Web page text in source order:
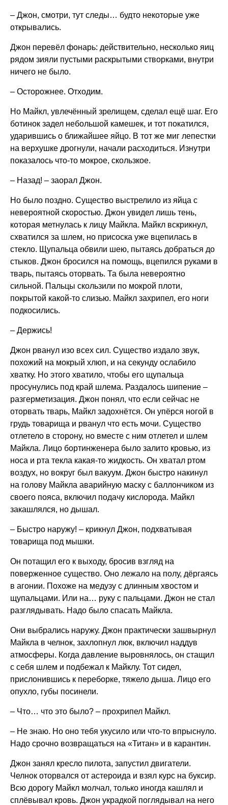
– Джон, смотри, тут следы… будто некоторые уже
открывались.
Джон перевёл фонарь: действительно, несколько яиц
рядом зияли пустыми раскрытыми створками, внутри
ничего не было.
– Осторожнее. Отходим.
Но Майкл, увлечённый зрелищем, сделал ещё шаг. Его
ботинок задел небольшой камешек, и тот покатился,
ударившись о ближайшее яйцо. В тот же миг лепестки
на верхушке дрогнули, начали расходиться. Изнутри
показалось что-то мокрое, скользкое.
– Назад! – заорал Джон.
Но было поздно. Существо выстрелило из яйца с
невероятной скоростью. Джон увидел лишь тень,
которая метнулась к лицу Майкла. Майкл вскрикнул,
схватился за шлем, но присоска уже вцепилась в
стекло. Щупальца обвили шею, пытаясь добраться до
стыков. Джон бросился на помощь, вцепился руками в
тварь, пытаясь оторвать. Та была невероятно
сильной. Пальцы скользили по мокрой плоти,
покрытой какой-то слизью. Майкл захрипел, его ноги
подкосились.
– Держись!
Джон рванул изо всех сил. Существо издало звук,
похожий на мокрый хлюп, и на секунду ослабило
хватку. Но этого хватило, чтобы его щупальца
просунулись под край шлема. Раздалось шипение –
разгерметизация. Джон понял, что если сейчас не
оторвать тварь, Майкл задохнётся. Он упёрся ногой в
грудь товарища и рванул что есть мочи. Существо
отлетело в сторону, но вместе с ним отлетел и шлем
Майкла. Лицо бортинженера было залито кровью, из
носа и рта текла какая-то жидкость. Он хватал ртом
воздух, но вокруг был вакуум. Джон быстро накинул
на голову Майкла аварийную маску с баллончиком из
своего пояса, включил подачу кислорода. Майкл
закашлялся, но дышал.
– Быстро наружу! – крикнул Джон, подхватывая
товарища под мышки.
Он потащил его к выходу, бросив взгляд на
поверженное существо. Оно лежало на полу, дёргаясь
в агонии. Похоже на медузу с длинным хвостом и
щупальцами. Или на… руку с пальцами. Джон не стал
разглядывать. Надо было спасать Майкла.
Они выбрались наружу. Джон практически зашвырнул
Майкла в челнок, захлопнул люк, включил наддув
атмосферы. Когда давление выровнялось, он стащил
с себя шлем и подбежал к Майклу. Тот сидел,
прислонившись к переборке, тяжело дыша. Лицо его
опухло, губы посинели.
– Что… что это было? – прохрипел Майкл.
– Не знаю. Но оно тебя укусило или что-то впрыснуло.
Надо срочно возвращаться на «Титан» и в карантин.
Джон занял кресло пилота, запустил двигатели.
Челнок оторвался от астероида и взял курс на буксир.
Всю дорогу Майкл молчал, только иногда кашлял и
сплёвывал кровь. Джон украдкой поглядывал на него